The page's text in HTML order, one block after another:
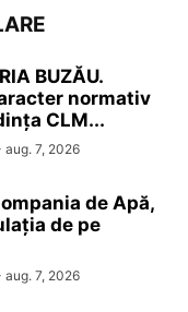
BUZĂU.
normativ
CLM...
aug. 7, 2026
de Apă,
de pe
aug. 7, 2026